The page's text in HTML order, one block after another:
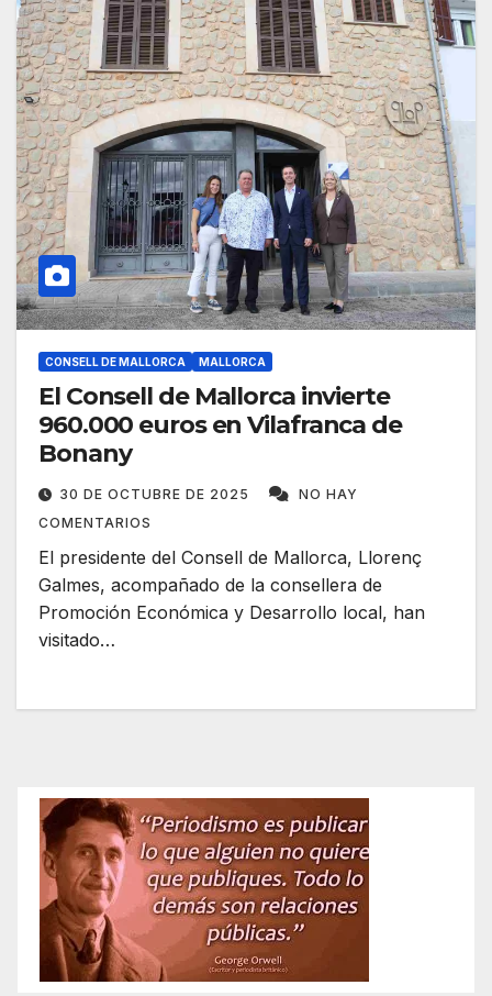
CONSELL DE MALLORCA MALLORCA
El Consell de Mallorca invierte
960.000 euros en Vilafranca de
Bonany
30 DE OCTUBRE DE 2025
NO HAY
COMENTARIOS
El presidente del Consell de Mallorca, Llorenç
Galmes, acompañado de la consellera de
Promoción Económica y Desarrollo local, han
visitado…